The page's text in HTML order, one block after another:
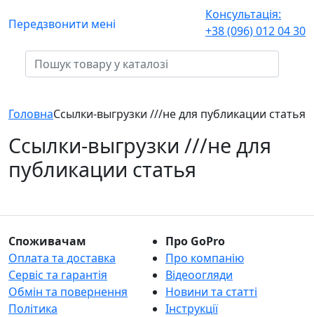
Передзвонити мені
Консультація:
+38 (096) 012 04 30
ГоловнаСсылки-выгрузки ///не для публикации статья
Ссылки-выгрузки ///не для
публикации статья
Споживачам
Оплата та доставка
Сервіс та гарантія
Обмін та повернення
Політика
Про GoPro
Про компанію
Відеоогляди
Новини та статті
Інструкції